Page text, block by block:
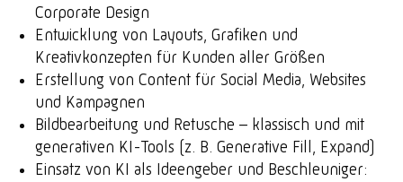
Corporate Design
Entwicklung von Layouts, Grafiken und
Kreativkonzepten für Kunden aller Größen
Erstellung von Content für Social Media, Websites
und Kampagnen
Bildbearbeitung und Retusche – klassisch und mit
generativen KI-Tools (z. B. Generative Fill, Expand)
Einsatz von KI als Ideengeber und Beschleuniger: